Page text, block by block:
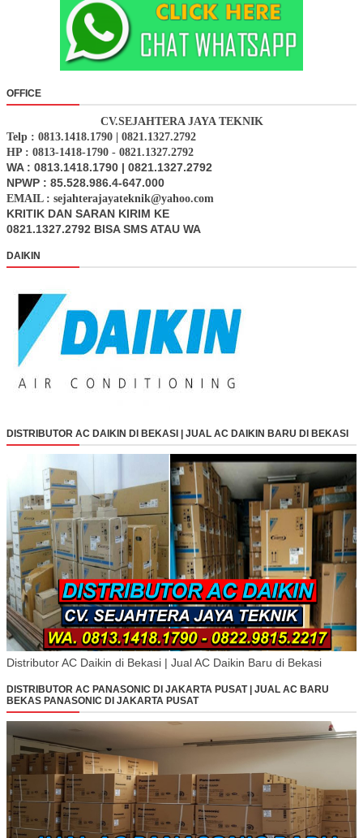
OFFICE
CV.SEJAHTERA JAYA TEKNIK
Telp : 0813.1418.1790 | 0821.1327.2792
HP : 0813-1418-1790 - 0821.1327.2792
WA : 0813.1418.1790 | 0821.1327.2792
NPWP : 85.528.986.4-647.000
EMAIL : sejahterajayateknik@yahoo.com
KRITIK DAN SARAN KIRIM KE
0821.1327.2792 BISA SMS ATAU WA
DAIKIN
DISTRIBUTOR AC DAIKIN DI BEKASI | JUAL AC DAIKIN BARU DI BEKASI
Distributor AC Daikin di Bekasi | Jual AC Daikin Baru di Bekasi
DISTRIBUTOR AC PANASONIC DI JAKARTA PUSAT | JUAL AC BARU
BEKAS PANASONIC DI JAKARTA PUSAT